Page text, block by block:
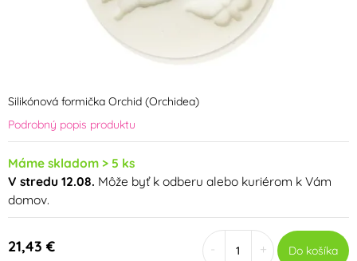
Silikónová formička Orchid (Orchidea)
Podrobný popis produktu
Máme skladom > 5 ks
V stredu 12.08. Môže byť k odberu alebo kuriérom k Vám
domov.
21,43 € + Do košíka